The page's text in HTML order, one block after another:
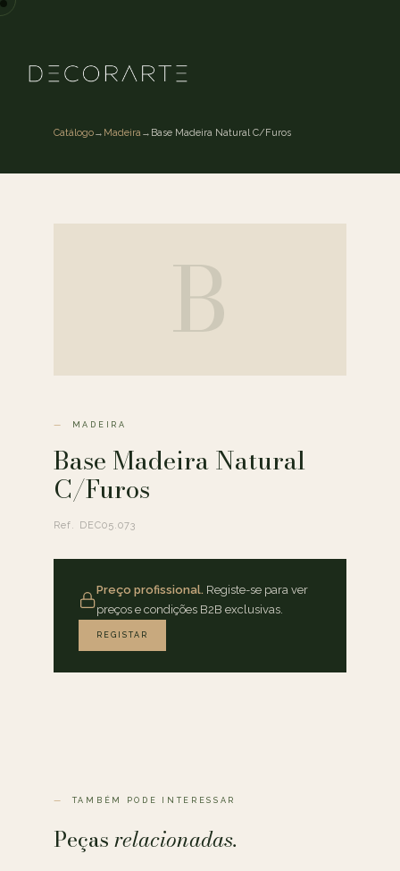
Catálogo→ Madeira→ Base Madeira Natural C/Furos
B
MADEIRA
Base Madeira Natural
C/Furos
Ref. DEC05.073
Preço profissional. Registe-se para ver
preços e condições B2B exclusivas.
REGISTAR
TAMBÉM PODE INTERESSAR
Peçasrelacionadas.